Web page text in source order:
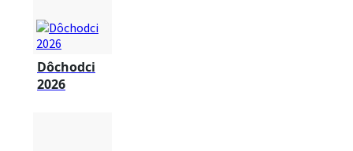
Dôchodci
2026